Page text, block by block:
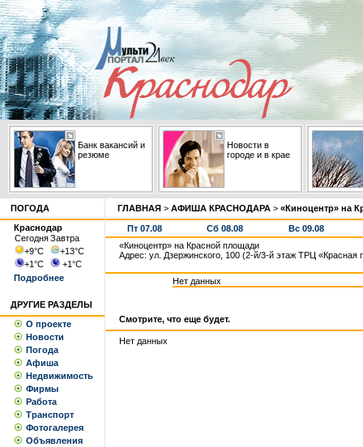
Банк вакансий и
резюме
Новости в
городе и в крае
ПОГОДА
Краснодар
СегодняЗавтра
+9°С +13°С
+1°С +1°С
Подробнее
ДРУГИЕ РАЗДЕЛЫ
О проекте
Новости
Погода
Афиша
Недвижимость
Фирмы
Работа
Транспорт
Фотогалерея
Объявления
ГЛАВНАЯ > АФИША КРАСНОДАРА > «Киноцентр» на
Пт 07.08 Сб 08.08
Вс 09.08
«Киноцентр» на Красной площади
Адрес: ул. Дзержинского, 100 (2-й/3-й этаж ТРЦ «Красная
Нет данных
Смотрите, что еще будет.
Нет данных